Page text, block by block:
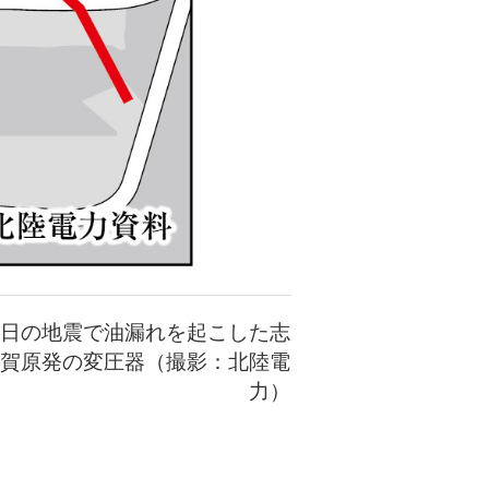
の地震で油漏れを起こした志
賀原発の変圧器（撮影：北陸電
力）